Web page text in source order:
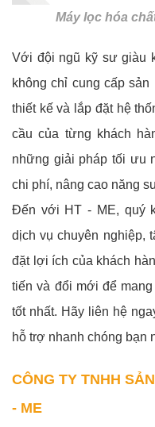
Máy lọc hóa
Với đội ngũ kỹ sư giàu
không chỉ cung cấp
thiết kế và lắp đặt hệ
cầu của từng khách
những giải pháp tối ưu
chi phí, nâng cao năng
Đến với HT - ME, quý
dịch vụ chuyên nghiệp,
đặt lợi ích của khách
tiến và đổi mới để
tốt nhất. Hãy liên hệ
hỗ trợ nhanh chóng bạn
CÔNG TY TNHH
- ME